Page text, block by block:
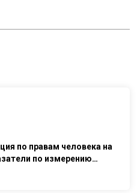
по правам человека на
по измерению